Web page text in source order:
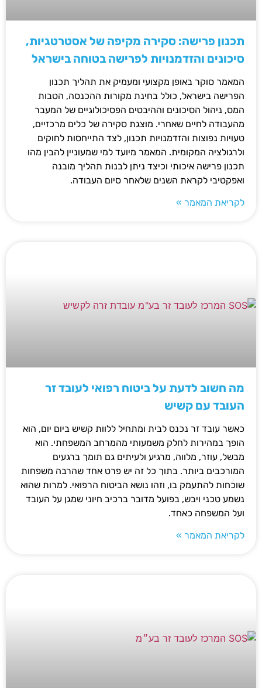
תכנון פרישה: סקירה מקיפה של אסטרטגיות,
סיכונים והזדמנויות לפרישה בטוחה בישראל
המאמר סוקר באופן מקצועי ומעמיק את תהליך תכנון
הפרישה בישראל, כולל בחינת מקורות ההכנסה, הטבות
המס, ניהול הסיכונים וההיבטים הפסיכולוגיים של המעבר
מהעבודה לחיים שאחרי. מוצגת סקירה של כלים מרכזיים,
טעויות נפוצות והזדמנויות תכנון, לצד התייחסות לחוקים
ולרגולציה המקומית. המאמר מיועד למי שמעוניין להבין מהו
תכנון פרישה איכותי וכיצד ניתן לבנות תהליך מובנה
ואפקטיבי לקראת השנים שלאחר סיום העבודה.
לקריאת המאמר »
מה חשוב לדעת על ביטוח רפואי לעובד זר
העובד עם קשיש
כאשר עובד זר נכנס לבית ומתחיל ללוות קשיש ביום יום, הוא
הופך במהירות לחלק משמעותי מהמרחב המשפחתי. הוא
מבשל, עוזר, מלווה, מרגיע ולעיתים גם תומך ברגעים
המורכבים ביותר. בתוך כל זה יש פרט אחד שהרבה משפחות
שוכחות להתעמק בו, וזהו נושא הביטוח הרפואי. למרות שהוא
נשמע טכני ויבש, בפועל מדובר ברכיב חיוני שמגן על העובד
ועל המשפחה כאחד.
לקריאת המאמר »